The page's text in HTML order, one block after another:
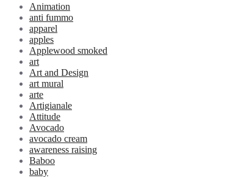
Animation
anti fummo
apparel
apples
Applewood smoked
art
Art and Design
art mural
arte
Artigianale
Attitude
Avocado
avocado cream
awareness raising
Baboo
baby